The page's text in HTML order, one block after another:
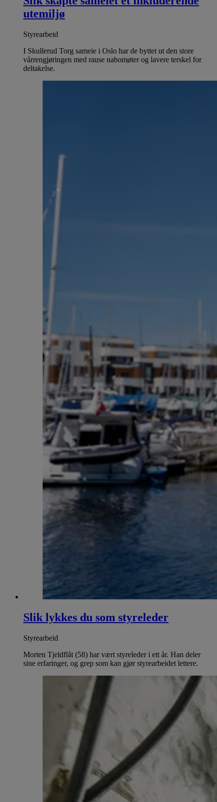
utemiljø
Styrearbeid
I Skullerud Torg sameie i Oslo har de byttet ut den store
vårrengjøringen med rause nabomøter og lavere terskel for
deltakelse.
Slik lykkes du som styreleder
Styrearbeid
Morten Tjeldflåt (58) har vært styreleder i ett år. Han deler
sine erfaringer, og grep som kan gjør styrearbeidet lettere.